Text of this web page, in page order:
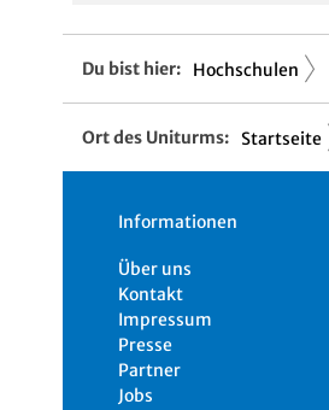
Du bist hier: Hochschulen
Ort des Uniturms: Startseite
Informationen
Über uns
Kontakt
Impressum
Presse
Partner
Jobs